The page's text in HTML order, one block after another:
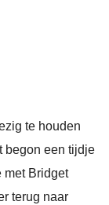
te houden
begon een tijdje
met Bridget
terug naar